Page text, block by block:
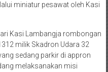
miniatur pesawat oleh Kasi
Kasi Lambangja rombongan
milik Skadron Udara 32
sedang parkir di appron
melaksanakan misi